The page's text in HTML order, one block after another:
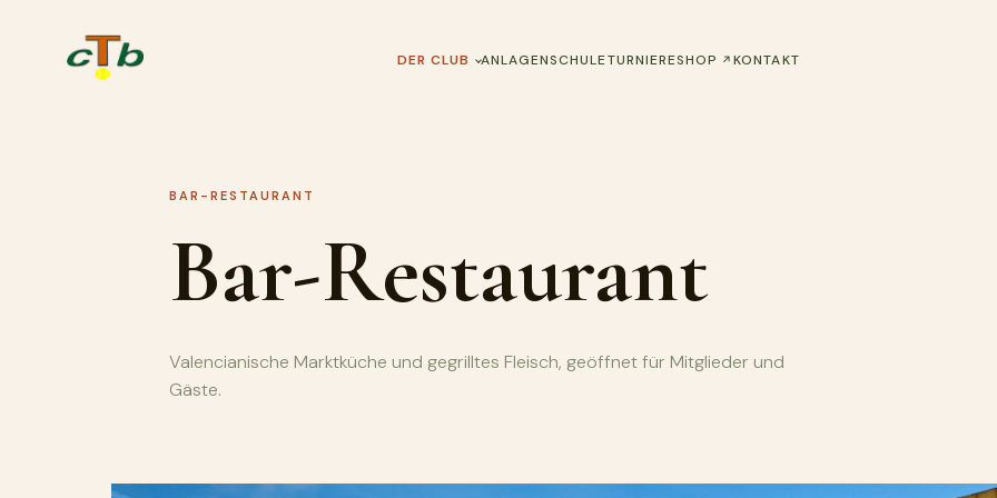
DER CLUB ANLAGENSCHULETURNIERESHOP (ÖFFNET IN EINEM NEUEN TAB)
KONTAKT
BAR-RESTAURANT
Bar-Restaurant
Valencianische Marktküche und gegrilltes Fleisch, geöffnet für Mitglieder und
Gäste.